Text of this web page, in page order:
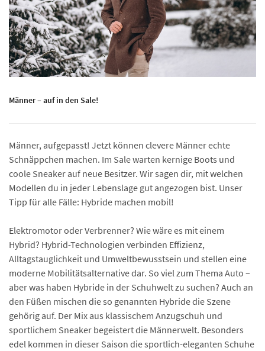
Männer – auf in den Sale!
Männer, aufgepasst! Jetzt können clevere Männer echte
Schnäppchen machen. Im Sale warten kernige Boots und
coole Sneaker auf neue Besitzer. Wir sagen dir, mit welchen
Modellen du in jeder Lebenslage gut angezogen bist. Unser
Tipp für alle Fälle: Hybride machen mobil!
Elektromotor oder Verbrenner? Wie wäre es mit einem
Hybrid? Hybrid-Technologien verbinden Effizienz,
Alltagstauglichkeit und Umwelt­bewusstsein und stellen eine
moderne Mobilitäts­alternative dar. So viel zum Thema Auto –
aber was haben Hybride in der Schuhwelt zu suchen? Auch an
den Füßen mischen die so genannten Hybride die Szene
gehörig auf. Der Mix aus klassischem Anzugschuh und
sportlichem Sneaker begeistert die Männerwelt. Besonders
edel kommen in dieser Saison die sportlich-eleganten Schuhe